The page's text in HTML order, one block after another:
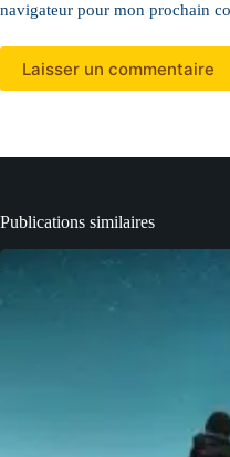
navigateur pour mon prochain
Laisser un commentaire
Publications similaires